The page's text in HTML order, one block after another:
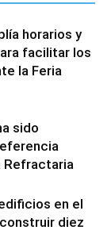
horarios y
facilitar los
la Feria
sido
Refractaria
en el
diez